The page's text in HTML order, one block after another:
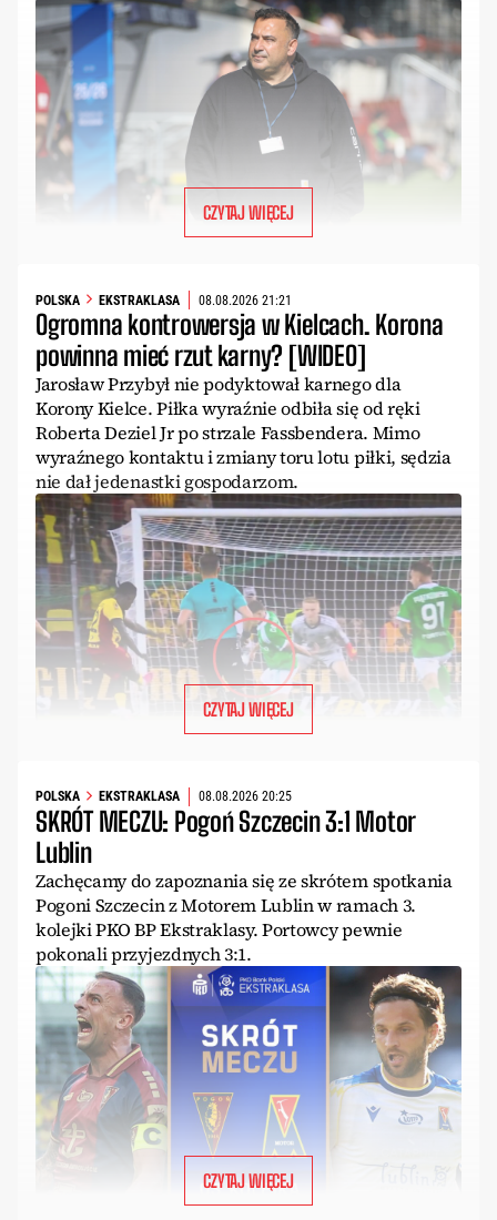
CZYTAJ WIĘCEJ
POLSKA EKSTRAKLASA 08.08.2026 21:21
Ogromna kontrowersja w Kielcach. Korona
powinna mieć rzut karny? [WIDEO]
Jarosław Przybył nie podyktował karnego dla
Korony Kielce. Piłka wyraźnie odbiła się od ręki
Roberta Deziel Jr po strzale Fassbendera. Mimo
wyraźnego kontaktu i zmiany toru lotu piłki, sędzia
nie dał jedenastki gospodarzom.
CZYTAJ WIĘCEJ
POLSKA EKSTRAKLASA 08.08.2026 20:25
SKRÓT MECZU: Pogoń Szczecin 3:1 Motor
Lublin
Zachęcamy do zapoznania się ze skrótem spotkania
Pogoni Szczecin z Motorem Lublin w ramach 3.
kolejki PKO BP Ekstraklasy. Portowcy pewnie
pokonali przyjezdnych 3:1.
CZYTAJ WIĘCEJ